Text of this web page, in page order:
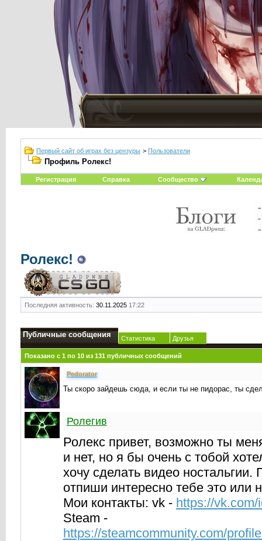
Первый сайт об играх без цензуры > Пользователи
Профиль Ролекс!
Регистрация Справка Сообщество
Ролекс!
Последняя активность: 30.11.2025 17:22
Публичные сообщения Статистика Друзья
Показано с 1 по 10из 131публичных сообщений
Реdorator
Ты скоро зайдешь сюда, и если ты не пидорас, ты
Ролегив
Ролекс привет, возможно ты
и нет, но я бы очень с тобой
хочу сделать видео
отпиши интересно тебе это или
Мои контакты: vk - https://
Steam -
https://steamcommunity.com/